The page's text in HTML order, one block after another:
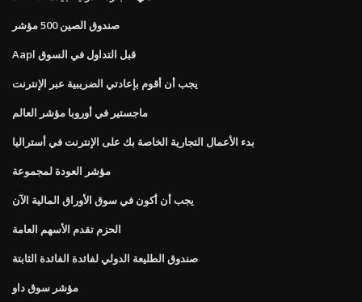
صندوق الصين 500 مؤشر
Aapl قبل التداول في السوق
يجب أن أقوم بإعادتي الضريبية عبر الإنترنت
ماجستير في أوروبا مؤشر العالم
بدء الأعمال التجارية الخاصة بك على الإنترنت في أستراليا
مؤشر العودة لمجموعة
يجب أن أكون في سوق الأوراق المالية الآن
الحزم تقدم الأسهم العامة
صندوق الطليعة الدولي لفائدة الفائدة الثابتة
مؤشر سوق داو